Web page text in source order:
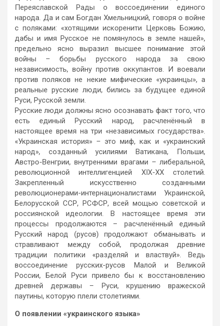
Переяславской Рады о воссоединении единого
народа. Да и сам Богдан Хмельницкий, говоря о войне
с поляками: «хотящими искоренити Церковь Божию,
дабы и имя Русское не помянулось в земле нашей»,
предельно ясно выразил высшее понимание этой
войны – борьбы русского народа за свою
независимость, войну против оккупантов. И воевали
против поляков не некие мифические «украинцы», а
реальные русские люди, бились за будущее единой
Руси, Русской земли.
Русские люди должны ясно осознавать факт того, что
есть единый Русский народ, расчленённый в
настоящее время на три «независимых государства».
«Украинская история» – это миф, как и «украинский
народ», созданный усилиями Ватикана, Польши,
Австро-Венгрии, внутренними врагами – либеральной,
революционной интеллигенцией XIX-XX столетий.
Закрепленный искусственно созданными
революционерами-интернационалистами Украинской,
Белорусской ССР, РСФСР, всей мощью советской и
россиянской идеологии. В настоящее время эти
процессы продолжаются – расчленённый единый
Русский народ (русов) продолжают обманывать и
стравливают между собой, продолжая древние
традиции политики «разделяй и властвуй». Ведь
воссоединение русских-русов Малой и Великой
России, Белой Руси привело бы к восстановлению
древней державы – Руси, крушению вражеской
паутины, которую плели столетиями.
О появлении «украинского языка»